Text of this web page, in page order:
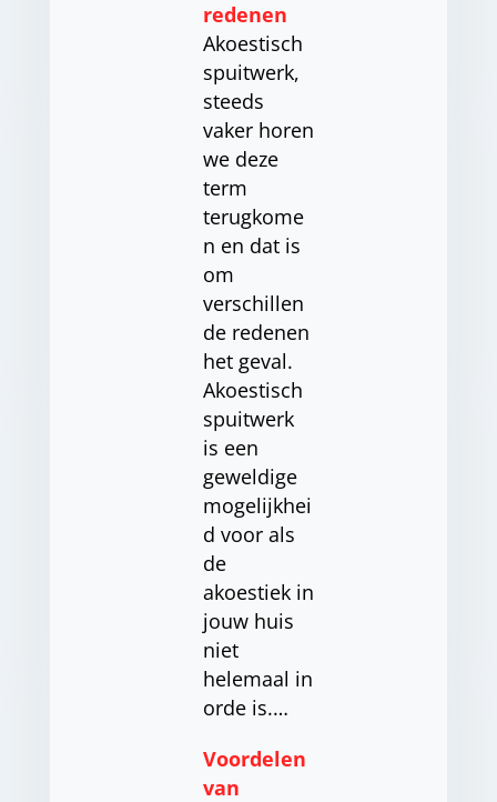
redenen
Akoestisch
spuitwerk,
steeds
vaker horen
we deze
term
terugkome
n en dat is
om
verschillen
de redenen
het geval.
Akoestisch
spuitwerk
is een
geweldige
mogelijkhei
d voor als
de
akoestiek in
jouw huis
niet
helemaal in
orde is.…
Voordelen
van